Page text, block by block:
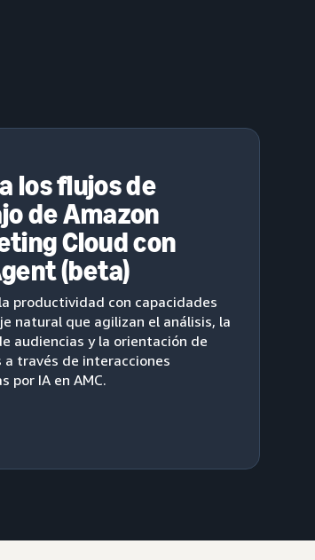
los flujos de
de Amazon
Cloud con
(beta)
productividad con capacidades
natural que agilizan el análisis, la
audiencias y la orientación de
a través de interacciones
por IA en AMC.